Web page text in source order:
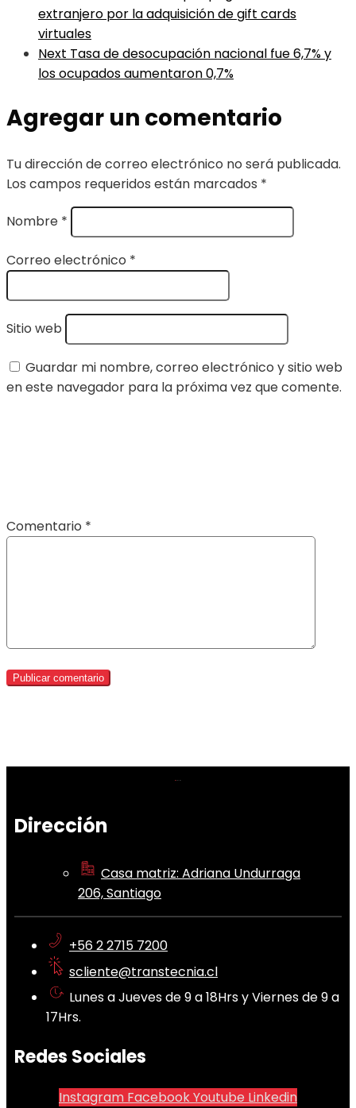
extranjero por la adquisición de gift cards
virtuales
Next Tasa de desocupación nacional fue 6,7% y
los ocupados aumentaron 0,7%
Agregar un comentario
Tu dirección de correo electrónico no será publicada.
Los campos requeridos están marcados *
Nombre *
Correo electrónico *
Sitio web
Guardar mi nombre, correo electrónico y sitio web
en este navegador para la próxima vez que comente.
Comentario *
Dirección
Casa matriz: Adriana Undurraga
206, Santiago
+56 2 2715 7200
scliente@transtecnia.cl
Lunes a Jueves de 9 a 18Hrs y Viernes de 9 a
17Hrs.
Redes Sociales
Instagram FacebookYoutube Linkedin